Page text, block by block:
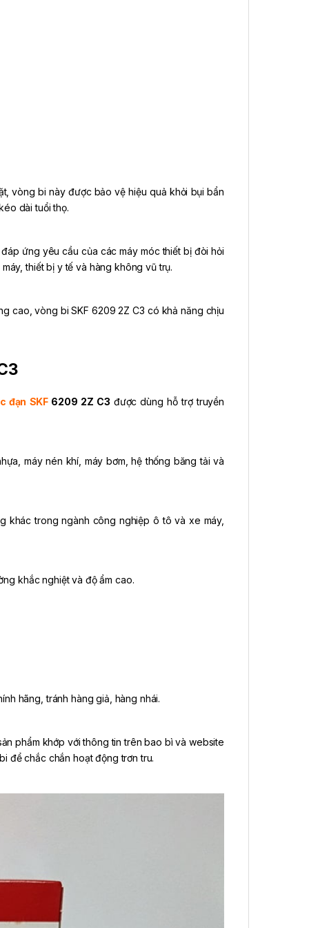
vòng bi này được bảo vệ hiệu quả khỏi bụi bẩn
dài tuổi thọ.
ứng yêu cầu của các máy móc thiết bị đòi hỏi
thiết bị y tế và hàng không vũ trụ.
cao, vòng bi SKF 6209 2Z C3 có khả năng chịu
đạn SKF 6209 2Z C3 được dùng hỗ trợ truyền
máy nén khí, máy bơm, hệ thống băng tải và
khác trong ngành công nghiệp ô tô và xe máy,
khắc nghiệt và độ ẩm cao.
hãng, tránh hàng giả, hàng nhái.
phẩm khớp với thông tin trên bao bì và website
để chắc chắn hoạt động trơn tru.